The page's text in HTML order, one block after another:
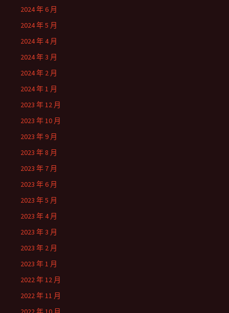
2024 年 6 月
2024 年 5 月
2024 年 4 月
2024 年 3 月
2024 年 2 月
2024 年 1 月
2023 年 12 月
2023 年 10 月
2023 年 9 月
2023 年 8 月
2023 年 7 月
2023 年 6 月
2023 年 5 月
2023 年 4 月
2023 年 3 月
2023 年 2 月
2023 年 1 月
2022 年 12 月
2022 年 11 月